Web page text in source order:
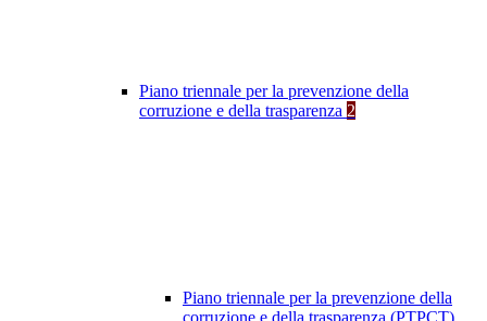
Piano triennale per la prevenzione della
corruzione e della trasparenza 2
Piano triennale per la prevenzione della